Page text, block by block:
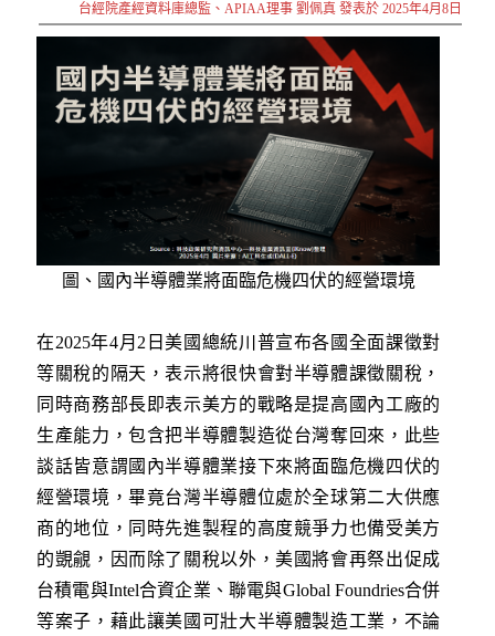
台經院產經資料庫總監、APIAA理事 劉佩真 發表於 2025年4月8日
圖、國內半導體業將面臨危機四伏的經營環境
在2025年4月2日美國總統川普宣布各國全面課徵對
等關稅的隔天，表示將很快會對半導體課徵關稅，
同時商務部長即表示美方的戰略是提高國內工廠的
生產能力，包含把半導體製造從台灣奪回來，此些
談話皆意謂國內半導體業接下來將面臨危機四伏的
經營環境，畢竟台灣半導體位處於全球第二大供應
商的地位，同時先進製程的高度競爭力也備受美方
的覬覦，因而除了關稅以外，美國將會再祭出促成
台積電與Intel合資企業、聯電與Global Foundries合併
等案子，藉此讓美國可壯大半導體製造工業，不論